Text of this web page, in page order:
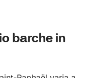
barche in